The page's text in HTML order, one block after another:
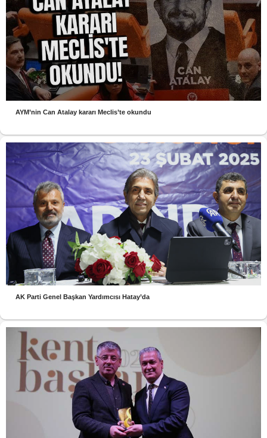
AYM’nin Can Atalay kararı Meclis’te okundu
AK Parti Genel Başkan Yardımcısı Hatay’da